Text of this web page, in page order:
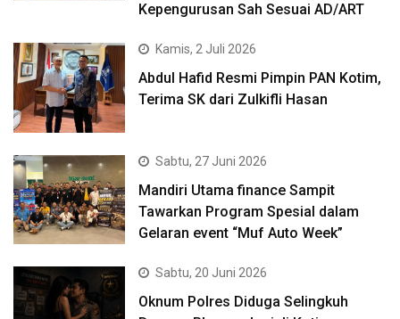
Kepengurusan Sah Sesuai AD/ART
Kamis, 2 Juli 2026
Abdul Hafid Resmi Pimpin PAN Kotim,
Terima SK dari Zulkifli Hasan
Sabtu, 27 Juni 2026
Mandiri Utama finance Sampit
Tawarkan Program Spesial dalam
Gelaran event “Muf Auto Week”
Sabtu, 20 Juni 2026
Oknum Polres Diduga Selingkuh